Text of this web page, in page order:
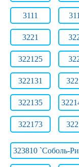
3111
3221
322125
322131
322135
322173
323810 `Соболь-